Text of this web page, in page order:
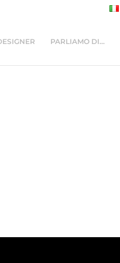
PARLIAMO DI…